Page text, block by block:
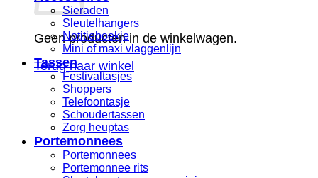
Geen producten in de winkelwagen.
Terug naar winkel
Sieraden
Sleutelhangers
Notitieboekje
Mini of maxi vlaggenlijn
Tassen
Festivaltasjes
Shoppers
Telefoontasje
Schoudertassen
Zorg heuptas
Portemonnees
Portemonnees
Portemonnee rits